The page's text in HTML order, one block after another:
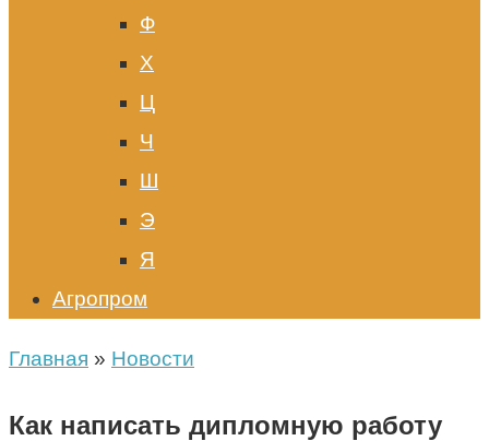
Ф
Х
Ц
Ч
Ш
Э
Я
Агропром
Главная » Новости
Как написать дипломную работу